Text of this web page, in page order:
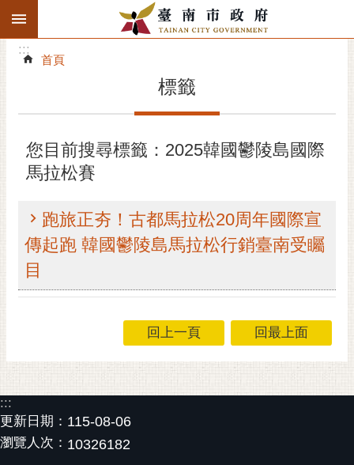
跳到主要內容區塊
搜
階
精彩府城
市府動態
市府團隊
主題服務
市政資訊
黃
偉
哲
螢
:::
:::
首頁
標籤
您目前搜尋標籤：2025韓國鬱陵島國際
馬拉松賽
跑旅正夯！古都馬拉松20周年國際宣
傳起跑 韓國鬱陵島馬拉松行銷臺南受矚
目
回上一頁 回最上面
:::
更新日期： 115-08-06
瀏覽人次： 10326182